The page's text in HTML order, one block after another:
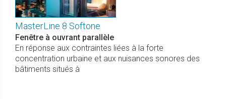
MasterLine 8 Softone
Fenêtre à ouvrant parallèle
En réponse aux contraintes liées à la forte
concentration urbaine et aux nuisances sonores des
bâtiments situés à